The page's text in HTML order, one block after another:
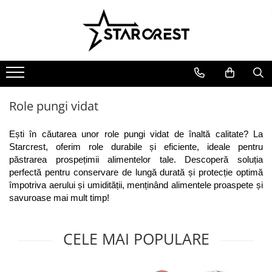
Electrocasnice Mari
Aparate frigorifice
Combină frigorifică
Congelator
Frigider
Ladă frigorifică
Vitrină frigorifică
Vitrină de vinuri
Masini de spalat vase
Hotă bucătărie
Cuptor electric
Electrocasnice Mici
Electrocasnice bucătărie
Accesorii bucătărie
Aparat clătite
Aparat popcorn
Aparat vafe
Aparat de vidat alimente
Role pungi vidat
Blendere & Tocatoare
Espressor cafea
Grătar electric
Ingrijire personală
Aparate & Accesorii ingrijire
Role pungi vidat
Ești în căutarea unor role pungi vidat de înaltă calitate? La
Starcrest, oferim role durabile și eficiente, ideale pentru
păstrarea prospețimii alimentelor tale. Descoperă soluția
perfectă pentru conservare de lungă durată și protecție optimă
împotriva aerului și umidității, menținând alimentele proaspete și
savuroase mai mult timp!
CELE MAI POPULARE